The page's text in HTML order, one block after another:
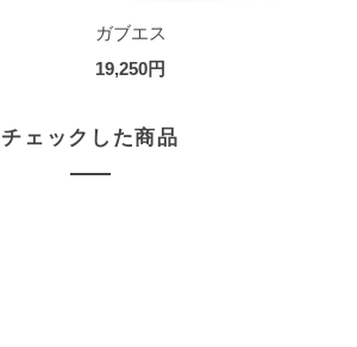
ガブエス
19,250円
チェックした商品